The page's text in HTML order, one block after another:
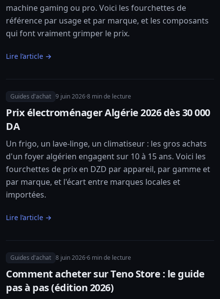
machine gaming ou pro. Voici les fourchettes de
référence par usage et par marque, et les composants
qui font vraiment grimper le prix.
Lire l’article →
Guides d'achat 9 juin 2026·8 min de lecture
Prix électroménager Algérie 2026 dès 30 000
DA
Un frigo, un lave-linge, un climatiseur : les gros achats
d'un foyer algérien engagent sur 10 à 15 ans. Voici les
fourchettes de prix en DZD par appareil, par gamme et
par marque, et l'écart entre marques locales et
importées.
Lire l’article →
Guides d'achat 8 juin 2026·6 min de lecture
Comment acheter sur Teno Store : le guide
pas à pas (édition 2026)